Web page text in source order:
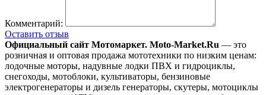
Комментарий:
Оставить отзыв
Официальный сайт Мотомаркет. Moto-Market.Ru — это
розничная и оптовая продажа мототехники по низким ценам:
лодочные моторы, надувные лодки ПВХ и гидроциклы,
снегоходы, мотоблоки, культиваторы, бензиновые
электрогенераторы и дизель генераторы, скутеры, мотоциклы